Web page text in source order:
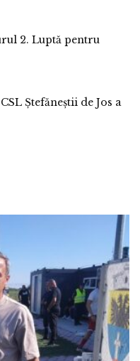
2. Luptă pentru
Ștefăneștii de Jos a